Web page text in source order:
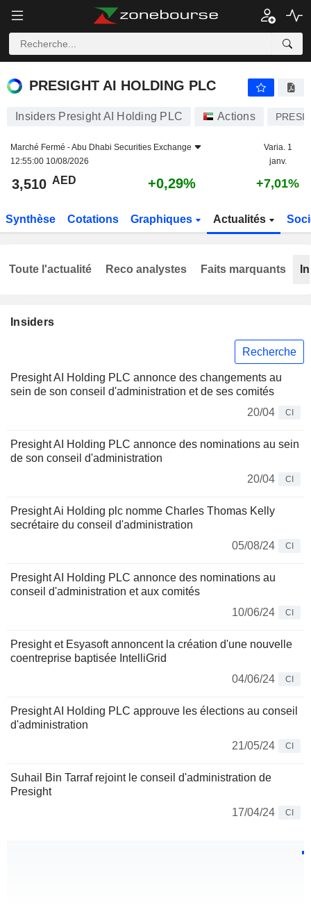
PRESIGHT AI HOLDING PLC
Insiders Presight AI Holding PLC Actions
Marché Fermé -Abu Dhabi Securities Exchange
12:55:00 10/08/2026
Varia. 1
janv.
3,510 AED +0,29% +7,01%
Synthèse Cotations Graphiques Actualités
Insiders
Recherche
Presight AI Holding PLC annonce des changements au
sein de son conseil d'administration et de ses comités
20/04
CI
Presight AI Holding PLC annonce des nominations au sein
de son conseil d'administration
20/04
CI
Presight Ai Holding plc nomme Charles Thomas Kelly
secrétaire du conseil d'administration
05/08/24
CI
Presight AI Holding PLC annonce des nominations au
conseil d'administration et aux comités
10/06/24
CI
Presight et Esyasoft annoncent la création d'une nouvelle
coentreprise baptisée IntelliGrid
04/06/24
CI
Presight AI Holding PLC approuve les élections au conseil
d'administration
21/05/24
CI
Suhail Bin Tarraf rejoint le conseil d'administration de
Presight
17/04/24
CI
Toute l'actualité Reco analystes Faits marquants